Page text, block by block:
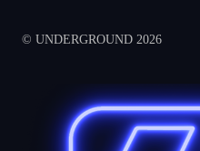
© UNDERGROUND 2026